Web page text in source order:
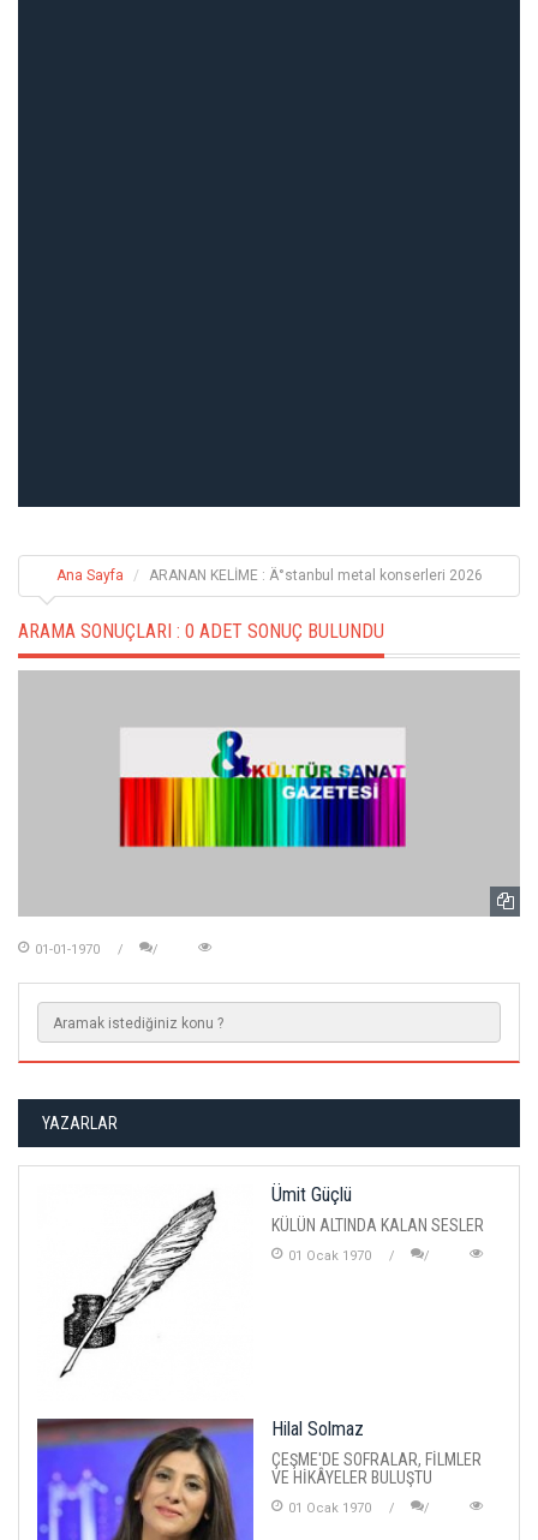
Ana Sayfa ARANAN KELİME : Ä°stanbul metal konserleri 2026
ARAMA SONUÇLARI : 0 ADET SONUÇ BULUNDU
01-01-1970
YAZARLAR
Ümit Güçlü
KÜLÜN ALTINDA KALAN SESLER
01 Ocak 1970
Hilal Solmaz
ÇEŞME'DE SOFRALAR, FİLMLER
VE HİKÂYELER BULUŞTU
01 Ocak 1970